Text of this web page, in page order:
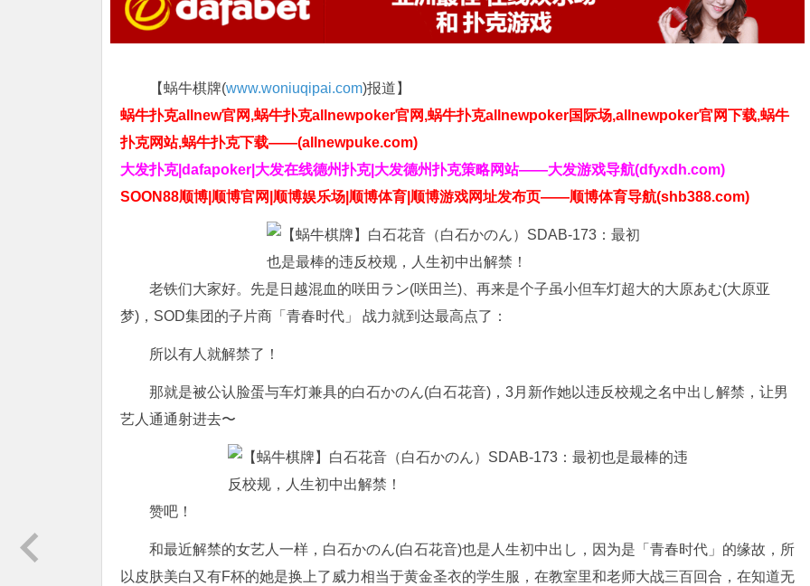
【蜗牛棋牌(www.woniuqipai.com)报道】
蜗牛扑克allnew官网,蜗牛扑克allnewpoker官网,蜗牛扑克allnewpoker国际场,allnewpoker官网下载,蜗牛
扑克网站,蜗牛扑克下载——(allnewpuke.com)
大发扑克|dafapoker|大发在线德州扑克|大发德州扑克策略网站——大发游戏导航(dfyxdh.com)
SOON88顺博|顺博官网|顺博娱乐场|顺博体育|顺博游戏网址发布页——顺博体育导航(shb388.com)
老铁们大家好。先是日越混血的咲田ラン(咲田兰)、再来是个子虽小但车灯超大的大原あむ(大原亚
梦)，SOD集团的子片商「青春时代」 战力就到达最高点了：
所以有人就解禁了！
那就是被公认脸蛋与车灯兼具的白石かのん(白石花音)，3月新作她以违反校规之名中出し解禁，让男
艺人通通射进去〜
赞吧！
和最近解禁的女艺人一样，白石かのん(白石花音)也是人生初中出し，因为是「青春时代」的缘故，所
以皮肤美白又有F杯的她是换上了威力相当于黄金圣衣的学生服，在教室里和老师大战三百回合，在知道无